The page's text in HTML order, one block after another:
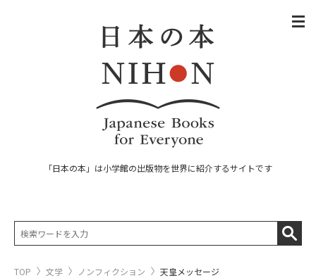
「日本の本」は小学館の出版物を世界に紹介するサイトです
TOP 文学 ノンフィクション 天皇メッセージ